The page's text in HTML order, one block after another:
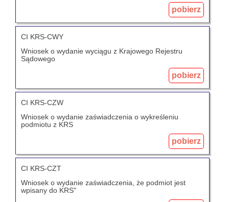
pobierz
CI KRS-CWY
Wniosek o wydanie wyciągu z Krajowego Rejestru
Sądowego
pobierz
CI KRS-CZW
Wniosek o wydanie zaświadczenia o wykreśleniu
podmiotu z KRS
pobierz
CI KRS-CZT
Wniosek o wydanie zaświadczenia, że podmiot jest
wpisany do KRS"